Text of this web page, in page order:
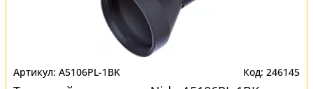
A5106PL-1BK 246145